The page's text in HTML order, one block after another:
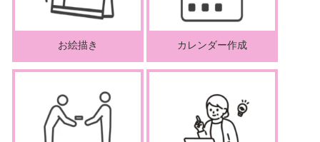
お絵描き カレンダー作成